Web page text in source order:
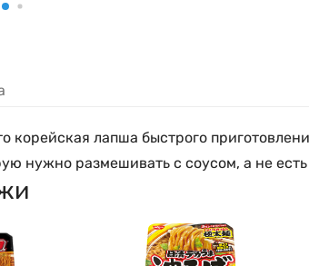
корейская лапша быстрого
нужно размешивать с соусом, а не